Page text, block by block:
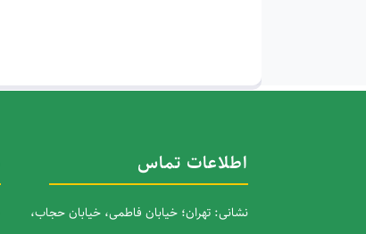
اطلاعات تماس
نشانی: تهران؛ خیابان فاطمی، خیابان حجاب،